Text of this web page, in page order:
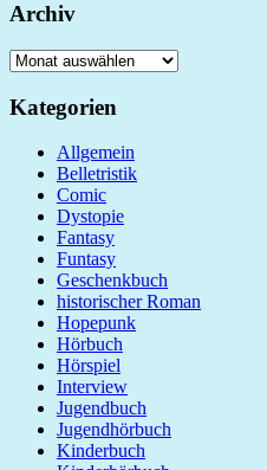
Archiv
Archiv
Kategorien
Allgemein
Belletristik
Comic
Dystopie
Fantasy
Funtasy
Geschenkbuch
historischer Roman
Hopepunk
Hörbuch
Hörspiel
Interview
Jugendbuch
Jugendhörbuch
Kinderbuch